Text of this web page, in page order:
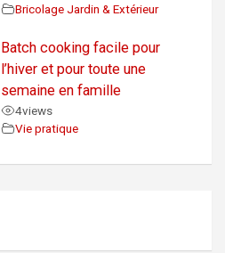
Bricolage Jardin & Extérieur
Batch cooking facile pour
l’hiver et pour toute une
semaine en famille
4views
Vie pratique